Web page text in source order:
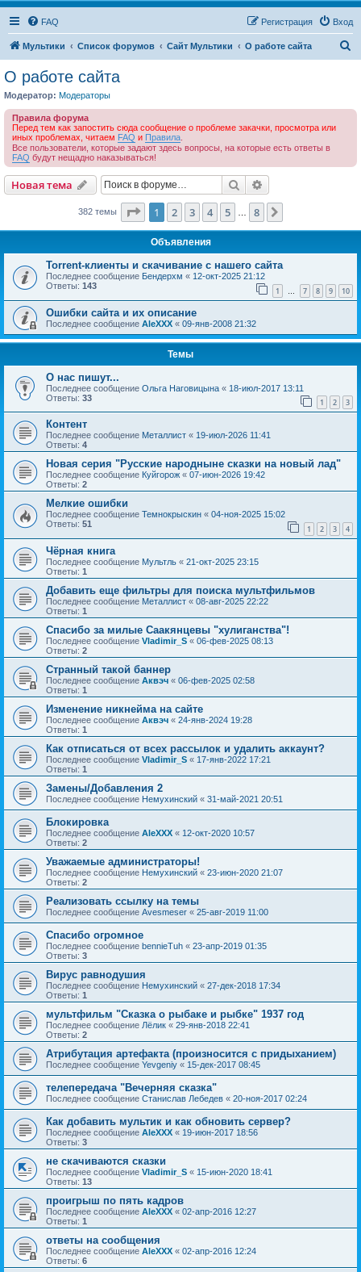
FAQ Вход
Регистрация
Мультики Список форумов Сайт Мультики О работе сайта
О работе сайта
Модератор: Модераторы
Правила форума
Перед тем как запостить сюда сообщение о проблеме закачки, просмотра или
иных проблемах, читаем FAQ и Правила
Все пользователи, которые задают здесь вопросы, на которые есть ответы в
FAQ будут нещадно наказываться!
Новая тема Поиск
382 темы Страница из
1 2 3 4 5 8
Объявления
Torrent-клиенты и скачивание с нашего сайта
Последнее сообщение Бендерхм « 12-окт-2025 21:12
Ответы: 143 1 … 7 8 9 10
Ошибки сайта и их описание
Последнее сообщение AleXXX « 09-янв-2008 21:32
Темы
О нас пишут...
Последнее сообщение Ольга Наговицына « 18-июл-2017 13:11
Ответы: 33 1 2 3
Контент
Последнее сообщение Металлист « 19-июл-2026 11:41
Ответы: 4
Новая серия "Русские народныне сказки на новый лад"
Последнее сообщение Куйгорож « 07-июн-2026 19:42
Ответы: 2
Мелкие ошибки
Последнее сообщение Темнокрыскин « 04-ноя-2025 15:02
Ответы: 51 1 2 3 4
Чёрная книга
Последнее сообщение Мультль « 21-окт-2025 23:15
Ответы: 1
Добавить еще фильтры для поиска мультфильмов
Последнее сообщение Металлист « 08-авг-2025 22:22
Ответы: 1
Спасибо за милые Саакянцевы "хулиганства"!
Последнее сообщение Vladimir_S « 06-фев-2025 08:13
Ответы: 2
Странный такой баннер
Последнее сообщение Аквэч « 06-фев-2025 02:58
Ответы: 1
Изменение никнейма на сайте
Последнее сообщение Аквэч « 24-янв-2024 19:28
Ответы: 1
Как отписаться от всех рассылок и удалить аккаунт?
Последнее сообщение Vladimir_S « 17-янв-2022 17:21
Ответы: 1
Замены/Добавления 2
Последнее сообщение Немухинский « 31-май-2021 20:51
Блокировка
Последнее сообщение AleXXX « 12-окт-2020 10:57
Ответы: 2
Уважаемые администраторы!
Последнее сообщение Немухинский « 23-июн-2020 21:07
Ответы: 2
Реализовать ссылку на темы
Последнее сообщение Avesmeser « 25-авг-2019 11:00
Спасибо огромное
Последнее сообщение bennieTuh « 23-апр-2019 01:35
Ответы: 3
Вирус равнодушия
Последнее сообщение Немухинский « 27-дек-2018 17:34
Ответы: 1
мультфильм "Сказка о рыбаке и рыбке" 1937 год
Последнее сообщение Лёлик « 29-янв-2018 22:41
Ответы: 2
Атрибутация артефакта (произносится с придыханием)
Последнее сообщение Yevgeniy « 15-дек-2017 08:45
телепередача "Вечерняя сказка"
Последнее сообщение Станислав Лебедев « 20-ноя-2017 02:24
Как добавить мультик и как обновить сервер?
Последнее сообщение AleXXX « 19-июн-2017 18:56
Ответы: 3
не скачиваются сказки
Последнее сообщение Vladimir_S « 15-июн-2020 18:41
Ответы: 13
проигрыш по пять кадров
Последнее сообщение AleXXX « 02-апр-2016 12:27
Ответы: 1
ответы на сообщения
Последнее сообщение AleXXX « 02-апр-2016 12:24
Ответы: 6